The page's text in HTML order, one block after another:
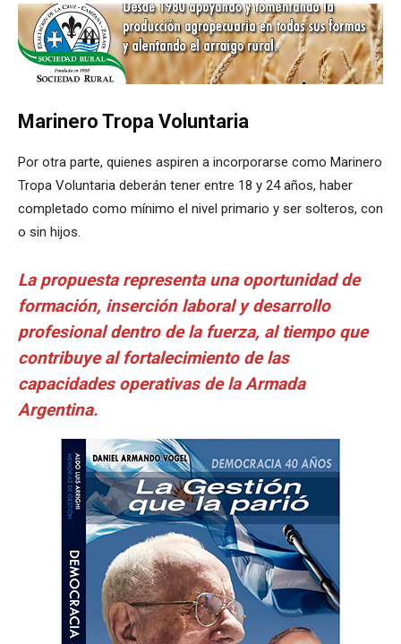
Marinero Tropa Voluntaria
Por otra parte, quienes aspiren a incorporarse como Marinero
Tropa Voluntaria deberán tener entre 18 y 24 años, haber
completado como mínimo el nivel primario y ser solteros, con
o sin hijos.
La propuesta representa una oportunidad de
formación, inserción laboral y desarrollo
profesional dentro de la fuerza, al tiempo que
contribuye al fortalecimiento de las
capacidades operativas de la Armada
Argentina.